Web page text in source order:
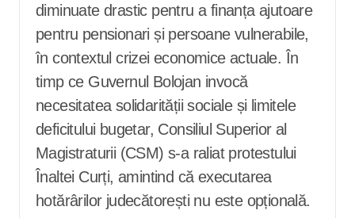
diminuate drastic pentru a finanța ajutoare
pentru pensionari și persoane vulnerabile,
în contextul crizei economice actuale. În
timp ce Guvernul Bolojan invocă
necesitatea solidarității sociale și limitele
deficitului bugetar, Consiliul Superior al
Magistraturii (CSM) s-a raliat protestului
Înaltei Curți, amintind că executarea
hotărârilor judecătorești nu este opțională.